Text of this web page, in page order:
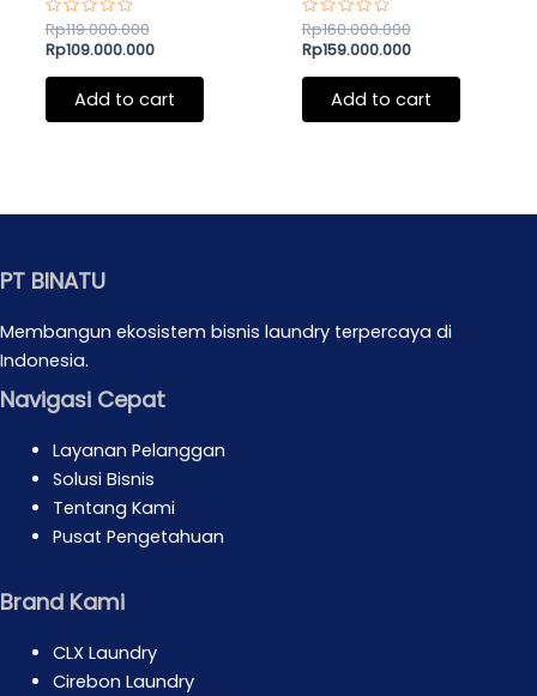
Rated
0
out
5
Rp119.000.000
Rp109.000.000
Add to cart
Rated
0
out
5
Rp160.000.000
Rp159.000.000
Add to cart
PT BINATU
Membangun ekosistem bisnis laundry terpercaya di
Indonesia.
Navigasi Cepat
Layanan Pelanggan
Solusi Bisnis
Tentang Kami
Pusat Pengetahuan
Brand Kami
CLX Laundry
Cirebon Laundry